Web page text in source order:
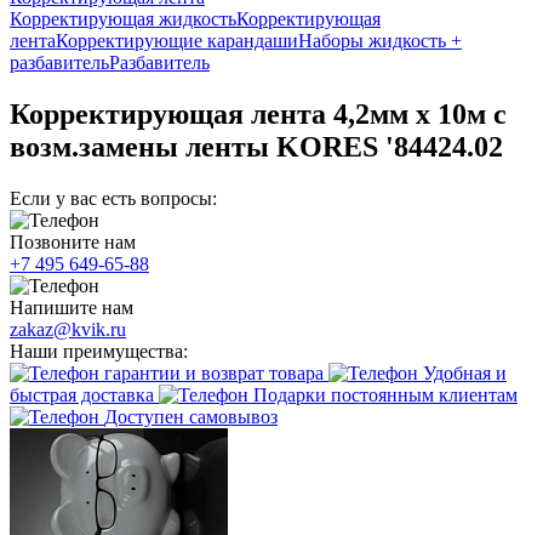
Корректирующая жидкостьКорректирующая
лентаКорректирующие карандашиНаборы жидкость +
разбавительРазбавитель
Корректирующая лента 4,2мм х 10м с
возм.замены ленты KORES '84424.02
Если у вас есть вопросы:
Позвоните нам
+7 495 649-65-88
Напишите нам
zakaz@kvik.ru
Наши преимущества:
гарантии и возврат товара
Удобная и
быстрая доставка
Подарки постоянным клиентам
Доступен самовывоз